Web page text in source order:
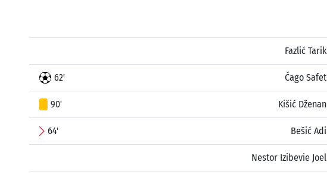
Fazlić Tarik
62' Čago Safet
90' Kišić Dženan
64' Bešić Adi
Nestor Izibevie Joel